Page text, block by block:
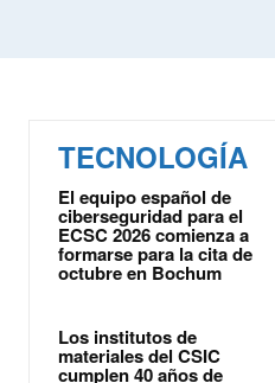
TECNOLOGÍA
El equipo español de
ciberseguridad para el
ECSC 2026 comienza a
formarse para la cita de
octubre en Bochum
Los institutos de
materiales del CSIC
cumplen 40 años de